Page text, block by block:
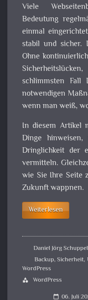
Viele
Bedeutung
einmal
stabil und sicher.
Ohne
schlimmsten Fall
notwendigen
wenn man weiß,
In diesem Artikel
Dinge
Dringlichkeit der
vermitteln.
wie Sie Ihre Seite
Zukunft wappnen.
Weiterlesen
Daniel Jörg
Backup,Sicherheit,
WordPress
category WordPress
calendar_today 06. Juli